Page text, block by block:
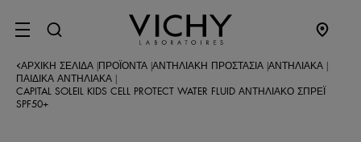
SITE MENU
ΑΡΧΙΚΉ ΣΕΛΊΔΑ ΠΡΟΪΌΝΤΑ ΑΝΤΗΛΙΑΚΉ ΠΡΟΣΤΑΣΊΑ ΑΝΤΗΛΙΑΚΆ
ΠΑΙΔΙΚΆ ΑΝΤΗΛΙΑΚΆ
CAPITAL SOLEIL KIDS CELL PROTECT WATER FLUID ΑΝΤΗΛΙΑΚΌ ΣΠΡΈΙ
SPF50+